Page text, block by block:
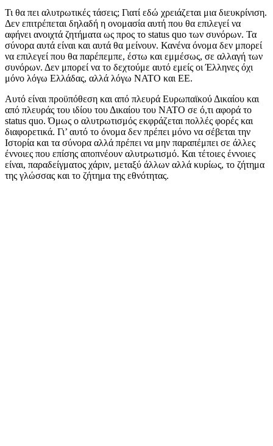
Τι θα πει αλυτρωτικές τάσεις; Γιατί εδώ χρειάζεται μια διευκρίνιση.
Δεν επιτρέπεται δηλαδή η ονομασία αυτή που θα επιλεγεί να
αφήνει ανοιχτά ζητήματα ως προς το status quo των συνόρων. Τα
σύνορα αυτά είναι και αυτά θα μείνουν. Κανένα όνομα δεν μπορεί
να επιλεγεί που θα παρέπεμπε, έστω και εμμέσως, σε αλλαγή των
συνόρων. Δεν μπορεί να το δεχτούμε αυτό εμείς οι Έλληνες όχι
μόνο λόγω Ελλάδας, αλλά λόγω ΝΑΤΟ και ΕΕ.
Αυτό είναι προϋπόθεση και από πλευρά Ευρωπαϊκού Δικαίου και
από πλευράς του ιδίου του Δικαίου του ΝΑΤΟ σε ό,τι αφορά το
status quo. Όμως ο αλυτρωτισμός εκφράζεται πολλές φορές και
διαφορετικά. Γι’ αυτό το όνομα δεν πρέπει μόνο να σέβεται την
Ιστορία και τα σύνορα αλλά πρέπει να μην παραπέμπει σε άλλες
έννοιες που επίσης αποπνέουν αλυτρωτισμό. Και τέτοιες έννοιες
είναι, παραδείγματος χάριν, μεταξύ άλλων αλλά κυρίως, το ζήτημα
της γλώσσας και το ζήτημα της εθνότητας.